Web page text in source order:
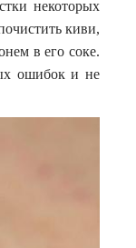
некоторых
киви,
в его соке.
ошибок и не